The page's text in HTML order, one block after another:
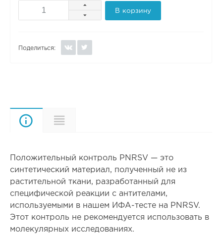
В корзину
Поделиться:
Описание
Положительный контроль PNRSV — это
синтетический материал, полученный не из
растительной ткани, разработанный для
специфической реакции с антителами,
используемыми в нашем ИФА-тесте на PNRSV.
Этот контроль не рекомендуется использовать в
молекулярных исследованиях.